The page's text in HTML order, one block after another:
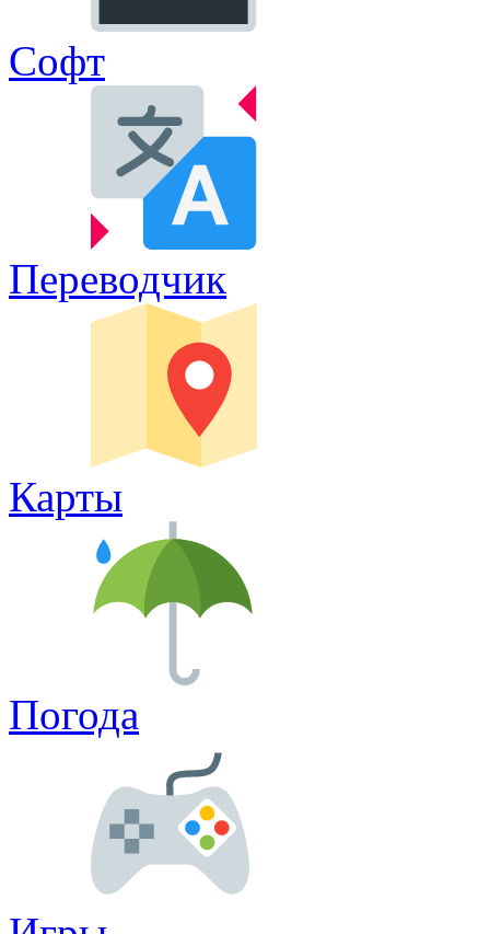
Софт
Переводчик
Карты
Погода